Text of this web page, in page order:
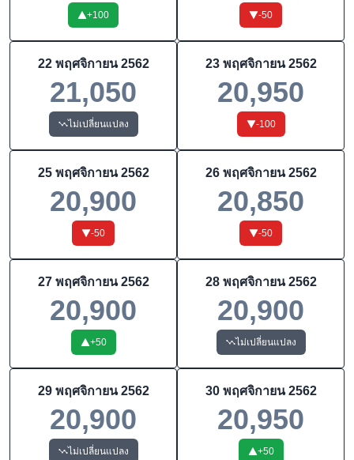
+100 -50
22 พฤศจิกายน 2562
21,050
ไม่เปลี่ยนแปลง
23 พฤศจิกายน 2562
20,950
-100
25 พฤศจิกายน 2562
20,900
-50
26 พฤศจิกายน 2562
20,850
-50
27 พฤศจิกายน 2562
20,900
+50
28 พฤศจิกายน 2562
20,900
ไม่เปลี่ยนแปลง
29 พฤศจิกายน 2562
20,900
ไม่เปลี่ยนแปลง
30 พฤศจิกายน 2562
20,950
+50